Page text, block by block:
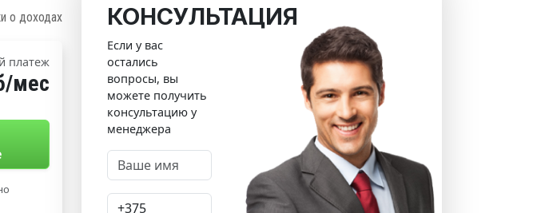
о доходах
платеж
мес
КОНСУЛЬТАЦИЯ
Если у вас
остались
вопросы, вы
можете получить
консультацию у
менеджера